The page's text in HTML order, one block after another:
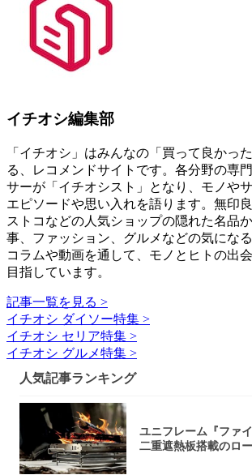
イチオシ編集部
「イチオシ」はみんなの「買って良かっ
る、レコメンドサイトです。各分野の専
サーが「イチオシスト」となり、モノや
エピソードや思い入れを語ります。無印
ストコなどの人気ショップの隠れた名品
事、ファッション、グルメなどの気に
コラムや動画を通して、モノとヒトの出
目指しています。
記事一覧を見る >
イチオシ ダイソー特集 >
イチオシ セリア特集 >
イチオシ グルメ特集 >
人気記事ランキング
ユニフレーム『ファ
二重遮熱板搭載のロ